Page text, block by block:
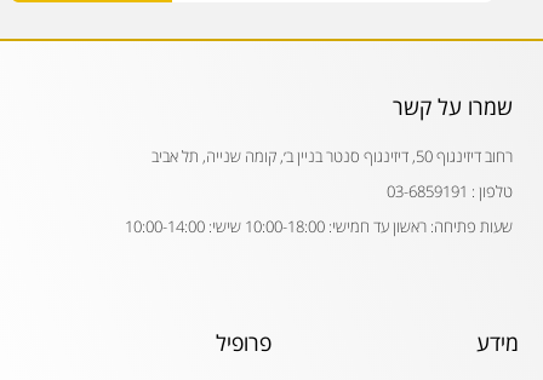
שמרו על קשר
רחוב דיזינגוף 50, דיזינגוף סנטר בניין ב׳, קומה שנייה, תל אביב
טלפון : 03-6859191
שעות פתיחה: ראשון עד חמישי: 10:00-18:00 שישי: 10:00-14:00
מידע פרופיל